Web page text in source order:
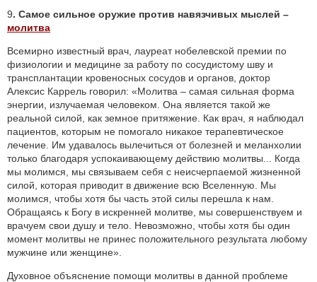
9. Самое сильное оружие против навязчивых мыслей –
молитва
Всемирно известный врач, лауреат нобелевской премии по
физиологии и медицине за работу по сосудистому шву и
трансплантации кровеносных сосудов и органов, доктор
Алексис Каррель говорил: «Молитва – самая сильная форма
энергии, излучаемая человеком. Она является такой же
реальной силой, как земное притяжение. Как врач, я наблюдал
пациентов, которым не помогало никакое терапевтическое
лечение. Им удавалось вылечиться от болезней и меланхолии
только благодаря успокаивающему действию молитвы... Когда
мы молимся, мы связываем себя с неисчерпаемой жизненной
силой, которая приводит в движение всю Вселенную. Мы
молимся, чтобы хотя бы часть этой силы перешла к нам.
Обращаясь к Богу в искренней молитве, мы совершенствуем и
врачуем свои душу и тело. Невозможно, чтобы хотя бы один
момент молитвы не принес положительного результата любому
мужчине или женщине».
Духовное объяснение помощи молитвы в данной проблеме